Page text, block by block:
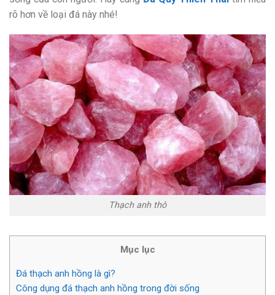
rõ hơn về loại đá này nhé!
Thạch anh thô
Mục lục
Đá thạch anh hồng là gì?
Công dụng đá thạch anh hồng trong đời sống